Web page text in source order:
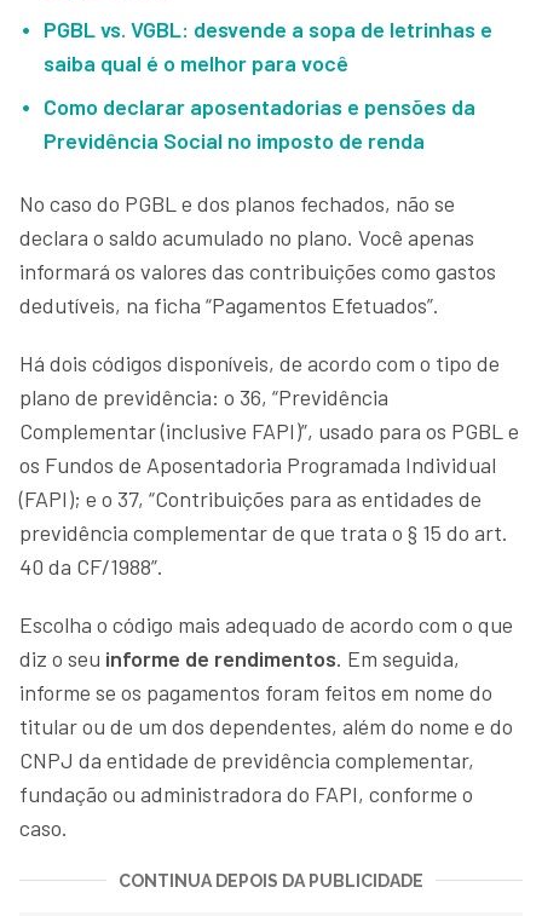
PGBL vs. VGBL: desvende a sopa de letrinhas e
saiba qual é o melhor para você
Como declarar aposentadorias e pensões da
Previdência Social no imposto de renda
No caso do PGBL e dos planos fechados, não se
declara o saldo acumulado no plano. Você apenas
informará os valores das contribuições como gastos
dedutíveis, na ficha “Pagamentos Efetuados”.
Há dois códigos disponíveis, de acordo com o tipo de
plano de previdência: o 36, “Previdência
Complementar (inclusive FAPI)”, usado para os PGBL e
os Fundos de Aposentadoria Programada Individual
(FAPI); e o 37, “Contribuições para as entidades de
previdência complementar de que trata o § 15 do art.
40 da CF/1988”.
Escolha o código mais adequado de acordo com o que
diz o seu informe de rendimentos. Em seguida,
informe se os pagamentos foram feitos em nome do
titular ou de um dos dependentes, além do nome e do
CNPJ da entidade de previdência complementar,
fundação ou administradora do FAPI, conforme o
caso.
CONTINUA DEPOIS DA PUBLICIDADE